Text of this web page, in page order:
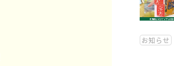
お知らせ